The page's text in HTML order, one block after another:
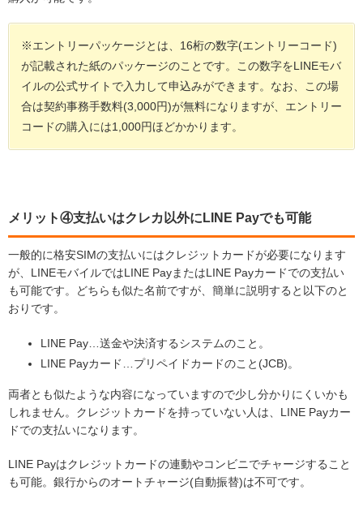
※エントリーパッケージとは、16桁の数字(エントリーコード)
が記載された紙のパッケージのことです。この数字をLINEモバ
イルの公式サイトで入力して申込みができます。なお、この場
合は契約事務手数料(3,000円)が無料になりますが、エントリー
コードの購入には1,000円ほどかかります。
メリット④支払いはクレカ以外にLINE Payでも可能
一般的に格安SIMの支払いにはクレジットカードが必要になります
が、LINEモバイルではLINE PayまたはLINE Payカードでの支払い
も可能です。どちらも似た名前ですが、簡単に説明すると以下のと
おりです。
LINE Pay…送金や決済するシステムのこと。
LINE Payカード…プリペイドカードのこと(JCB)。
両者とも似たような内容になっていますので少し分かりにくいかも
しれません。クレジットカードを持っていない人は、LINE Payカー
ドでの支払いになります。
LINE Payはクレジットカードの連動やコンビニでチャージすること
も可能。銀行からのオートチャージ(自動振替)は不可です。